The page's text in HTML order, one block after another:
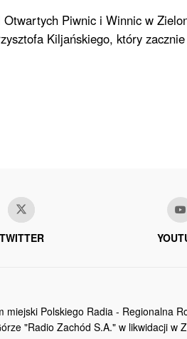
Piwnic i Winnic w
Kiljańskiego, który
TWITTER
miejski Polskiego Radia - Regionalna
"Radio Zachód S.A." w likwidacji w